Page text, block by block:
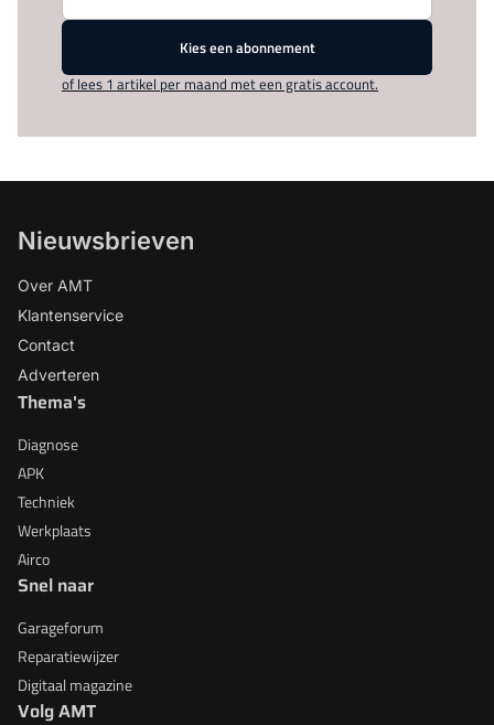
Kies een abonnement
of lees 1 artikel per maand met een gratis account.
Nieuwsbrieven
Over AMT
Klantenservice
Contact
Adverteren
Thema's
Diagnose
APK
Techniek
Werkplaats
Airco
Snel naar
Garageforum
Reparatiewijzer
Digitaal magazine
Volg AMT